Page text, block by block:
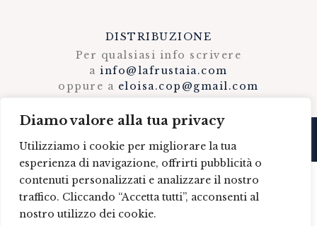
Diamo valore alla tua privacy
Utilizziamo i cookie per migliorare la tua
esperienza di navigazione, offrirti pubblicità o
contenuti personalizzati e analizzare il nostro
traffico. Cliccando “Accetta tutti”, acconsenti al
nostro utilizzo dei cookie.
DISTRIBUZIONE
Per qualsiasi info scrivere
ainfo@lafrustaia.com
oppure a eloisa.cop@gmail.com
© 2023 · LA FRUSTAIA | SITO REALIZZATO DA
DAL DESIGNS